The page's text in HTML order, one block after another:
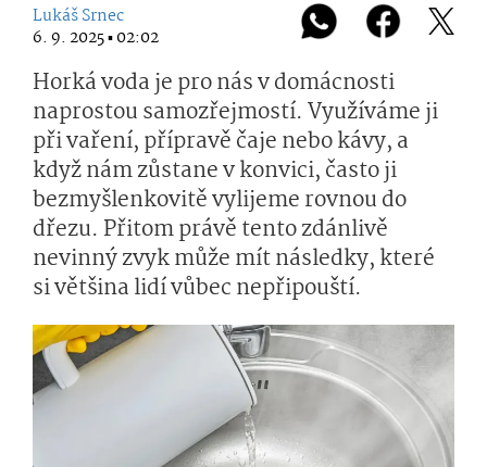
Lukáš Srnec
6. 9. 2025 ▪ 02:02
Horká voda je pro nás v domácnosti
naprostou samozřejmostí. Využíváme ji
při vaření, přípravě čaje nebo kávy, a
když nám zůstane v konvici, často ji
bezmyšlenkovitě vylijeme rovnou do
dřezu. Přitom právě tento zdánlivě
nevinný zvyk může mít následky, které
si většina lidí vůbec nepřipouští.